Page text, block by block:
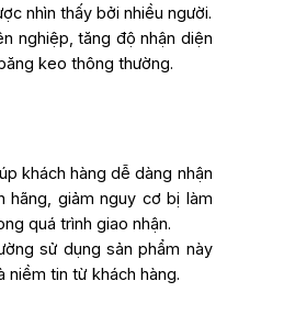
nhìn thấy bởi nhiều người.
nghiệp, tăng độ nhận diện
keo thông thường.
khách hàng dễ dàng nhận
hãng, giảm nguy cơ bị làm
quá trình giao nhận.
sử dụng sản phẩm này
niềm tin từ khách hàng.